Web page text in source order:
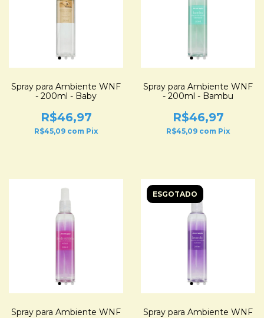
Spray para Ambiente WNF
- 200ml - Baby
R$46,97
R$45,09 com Pix
Spray para Ambiente WNF
- 200ml - Bambu
R$46,97
R$45,09 com Pix
Spray para Ambiente WNF
ESGOTADO
Spray para Ambiente WNF